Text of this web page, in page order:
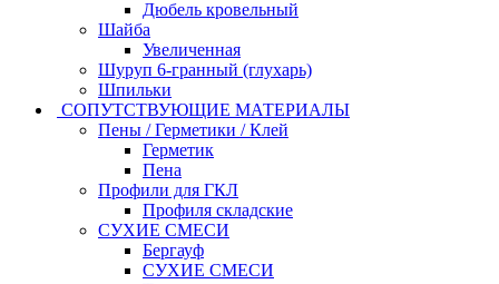
Дюбель кровельный
Шайба
Увеличенная
Шуруп 6-гранный (глухарь)
Шпильки
СОПУТСТВУЮЩИЕ МАТЕРИАЛЫ
Пены / Герметики / Клей
Герметик
Пена
Профили для ГКЛ
Профиля складские
СУХИЕ СМЕСИ
Бергауф
СУХИЕ СМЕСИ